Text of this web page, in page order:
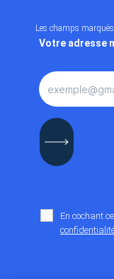
Les champs marqués
Votre adresse
En cochant